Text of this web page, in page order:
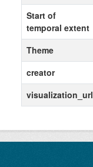
Start of
temporal extent
Theme
creator
visualization_url